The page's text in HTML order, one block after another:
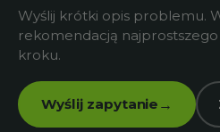
Wyślij krótki opis problemu.
rekomendacją
kroku.
Wyślij zapytanie →